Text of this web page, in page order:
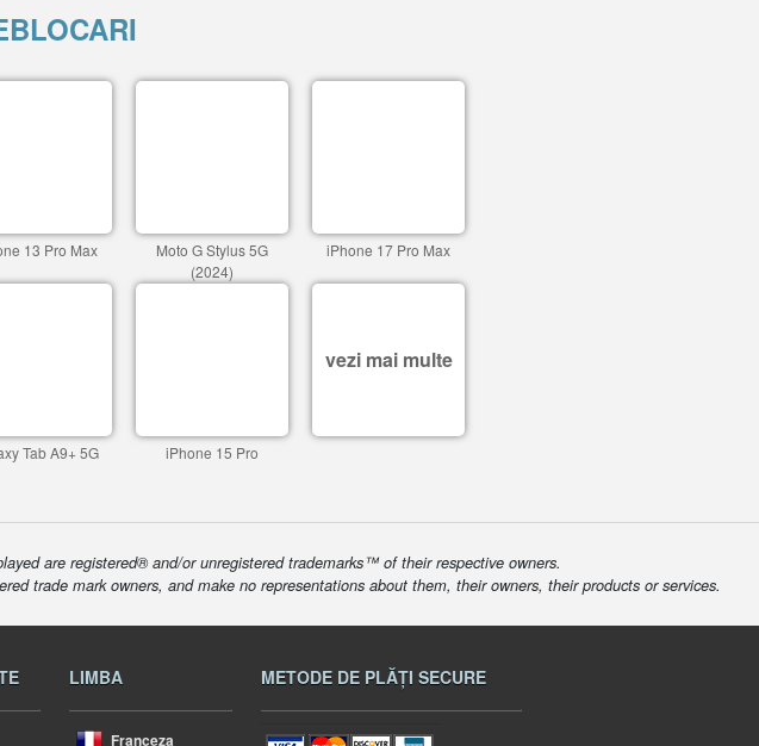
13 Pro Max
Moto G Stylus 5G
(2024)
iPhone 17 Pro Max
Tab A9+ 5G iPhone 15 Pro
vezi mai multe
are registered® and/or unregistered trademarks™ of their respective owners.
trade mark owners, and make no representations about them, their owners, their products or services.
LIMBA
Franceza
METODE DE PLĂȚI SECURE